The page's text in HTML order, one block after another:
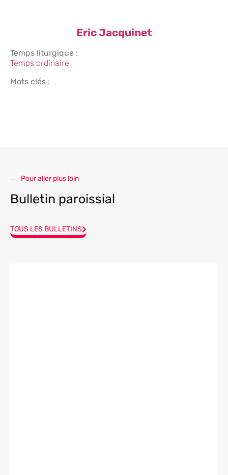
Eric Jacquinet
Temps liturgique :
Temps ordinaire
Mots clés :
Pour aller plus loin
Bulletin paroissial
TOUS LES BULLETINS